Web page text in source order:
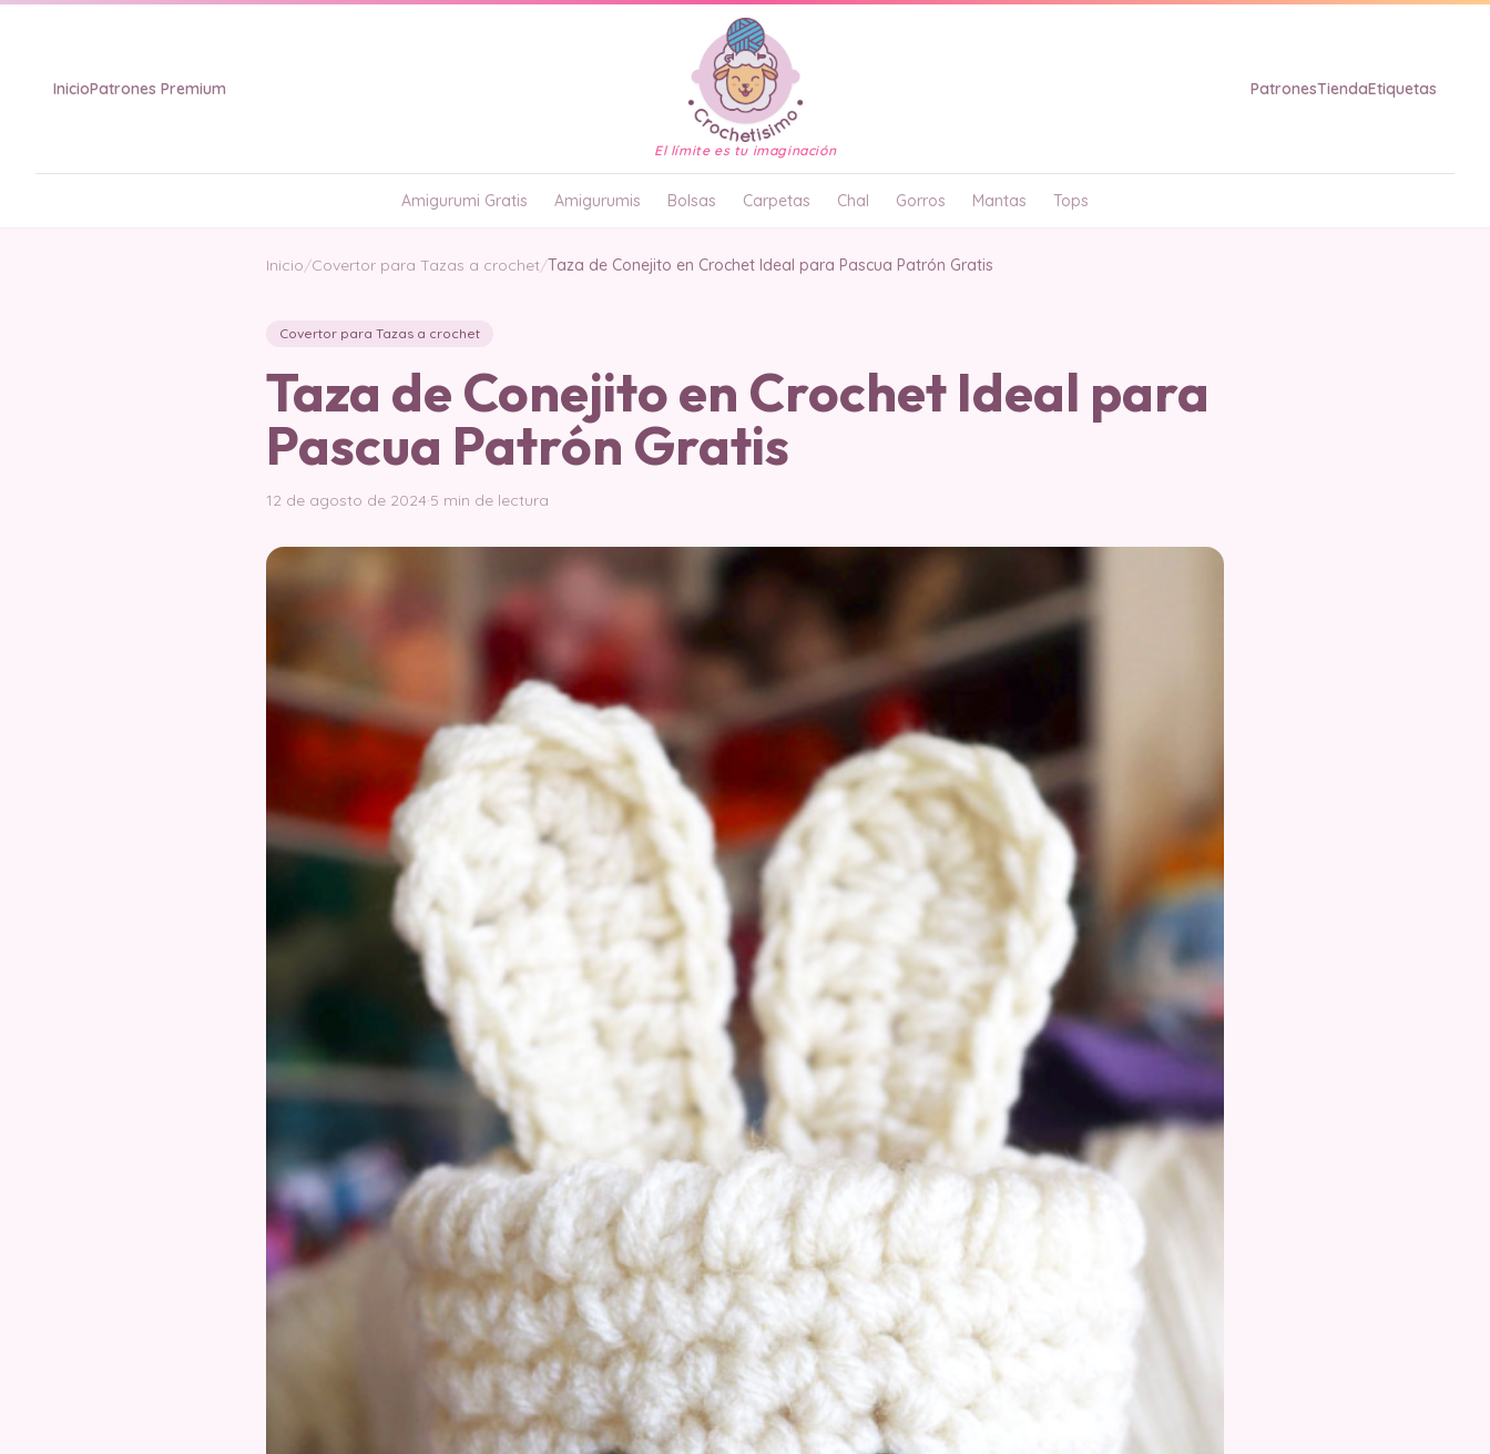
InicioPatrones Premium
El límite es tu imaginación
PatronesTiendaEtiquetas
Amigurumi Gratis Amigurumis Bolsas Carpetas Chal Gorros Mantas Tops
Inicio/Covertor para Tazas a crochet/Taza de Conejito en Crochet Ideal para Pascua Patrón Gratis
Covertor para Tazas a crochet
Taza de Conejito en Crochet Ideal para
Pascua Patrón Gratis
12 de agosto de 2024·5 min de lectura